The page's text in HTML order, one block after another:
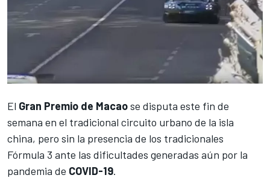
El Gran Premio de Macaose disputa este fin de
semana en el tradicional circuito urbano de la isla
china, pero sin la presencia de los tradicionales
Fórmula 3 ante las dificultades generadas aún por la
pandemia de COVID-19.